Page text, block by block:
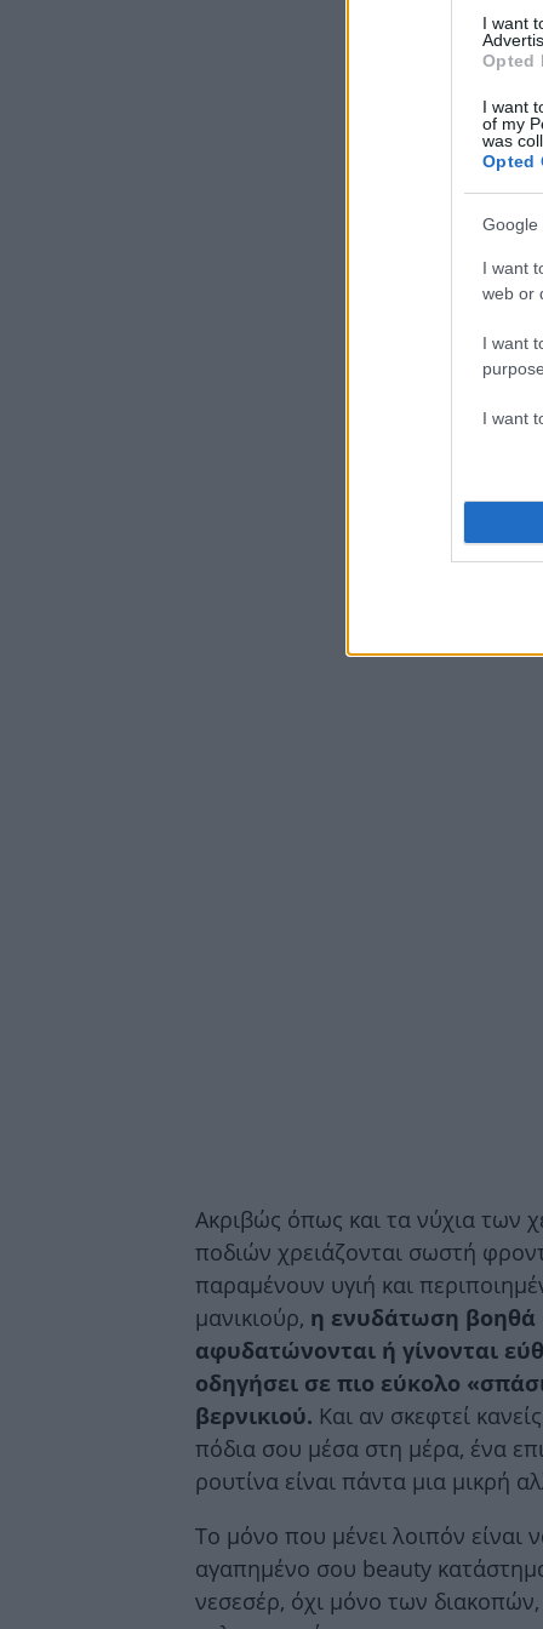
I want
Opted
I want
of my
was
Opted
Google
I want
web or
I want
I want
Ακριβώς όπως και τα νύχια των
ποδιών χρειάζονται σωστή
παραμένουν υγιή και
μανικιούρ, η ενυδάτωση βοηθά
αφυδατώνονται ή γίνονται
οδηγήσει σε πιο εύκολο
βερνικιού. Και αν σκεφτεί
πόδια σου μέσα στη μέρα, ένα
ρουτίνα είναι πάντα μια μικρή
Το μόνο που μένει λοιπόν είναι
αγαπημένο σου beauty
νεσεσέρ, όχι μόνο των